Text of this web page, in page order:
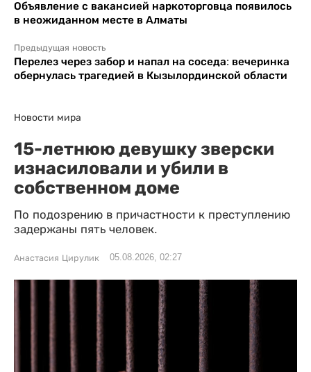
Объявление с вакансией наркоторговца появилось
в неожиданном месте в Алматы
Предыдущая новость
Перелез через забор и напал на соседа: вечеринка
обернулась трагедией в Кызылординской области
Новости мира
15-летнюю девушку зверски
изнасиловали и убили в
собственном доме
По подозрению в причастности к преступлению
задержаны пять человек.
Анастасия Цирулик 05.08.2026, 02:27